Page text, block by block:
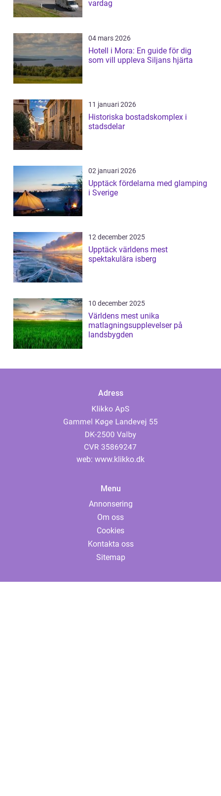
vardag
04 mars 2026
Hotell i Mora: En guide för dig
som vill uppleva Siljans hjärta
11 januari 2026
Historiska bostadskomplex i
stadsdelar
02 januari 2026
Upptäck fördelarna med glamping
i Sverige
12 december 2025
Upptäck världens mest
spektakulära isberg
10 december 2025
Världens mest unika
matlagningsupplevelser på
landsbygden
Adress
web: www.klikko.dk
Menu
Annonsering
Om oss
Cookies
Kontakta oss
Sitemap